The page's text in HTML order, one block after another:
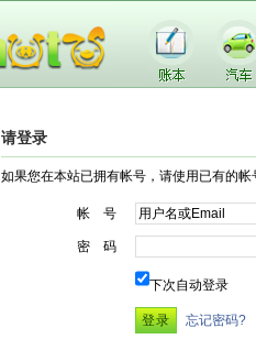
请登录
如果您在本站已拥有帐号，请使用已有的帐
帐 号
密 码
下次自动登录
忘记密码?